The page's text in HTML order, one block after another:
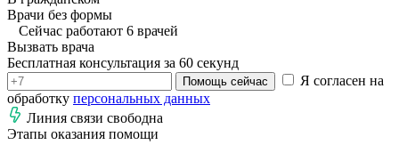
Врачи без формы
Сейчас работают 6 врачей
Вызвать врача
Бесплатная консультация за 60 секунд
Помощь сейчас
Я согласен на
обработку персональных данных
Линия связи свободна
Этапы оказания помощи